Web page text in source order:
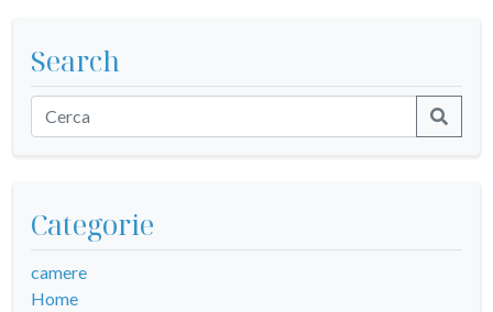
Search
Categorie
camere
Home